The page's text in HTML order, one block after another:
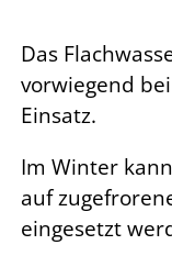
Das
vorwiegend
Einsatz.
Im Winter
auf
eingesetzt